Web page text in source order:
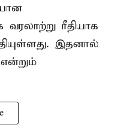
ரீதியாக
இதனால்